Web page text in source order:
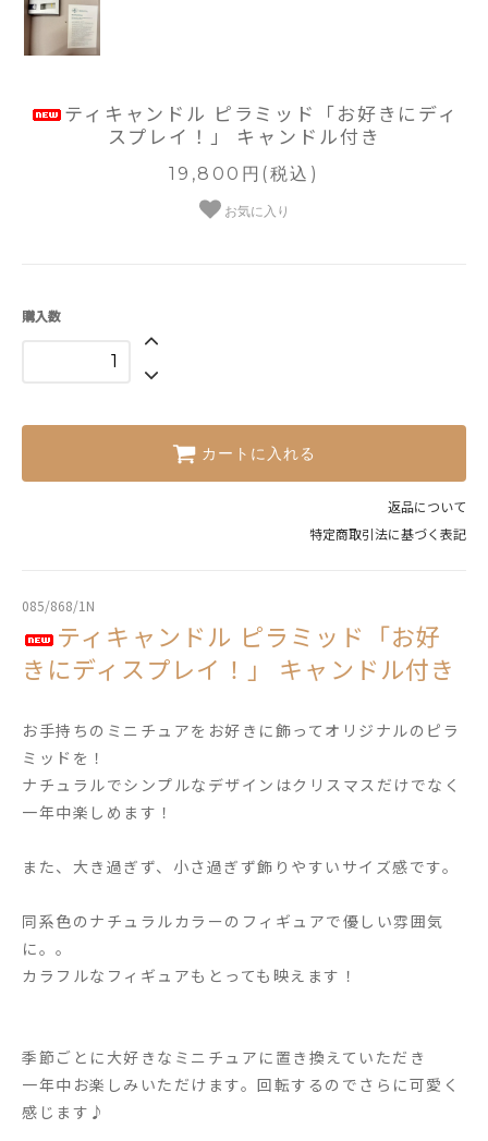
ティキャンドル ピラミッド「お好きにディ
スプレイ！」 キャンドル付き
19,800円(税込)
お気に入り
購入数
カートに入れる
返品について
特定商取引法に基づく表記
085/868/1N
ティキャンドル ピラミッド「お好
きにディスプレイ！」 キャンドル付き
お手持ちのミニチュアをお好きに飾ってオリジナルのピラ
ミッドを！
ナチュラルでシンプルなデザインはクリスマスだけでなく
一年中楽しめます！
また、大き過ぎず、小さ過ぎず飾りやすいサイズ感です。
同系色のナチュラルカラーのフィギュアで優しい雰囲気
に。。
カラフルなフィギュアもとっても映えます！
季節ごとに大好きなミニチュアに置き換えていただき
一年中お楽しみいただけます。回転するのでさらに可愛く
感じます♪